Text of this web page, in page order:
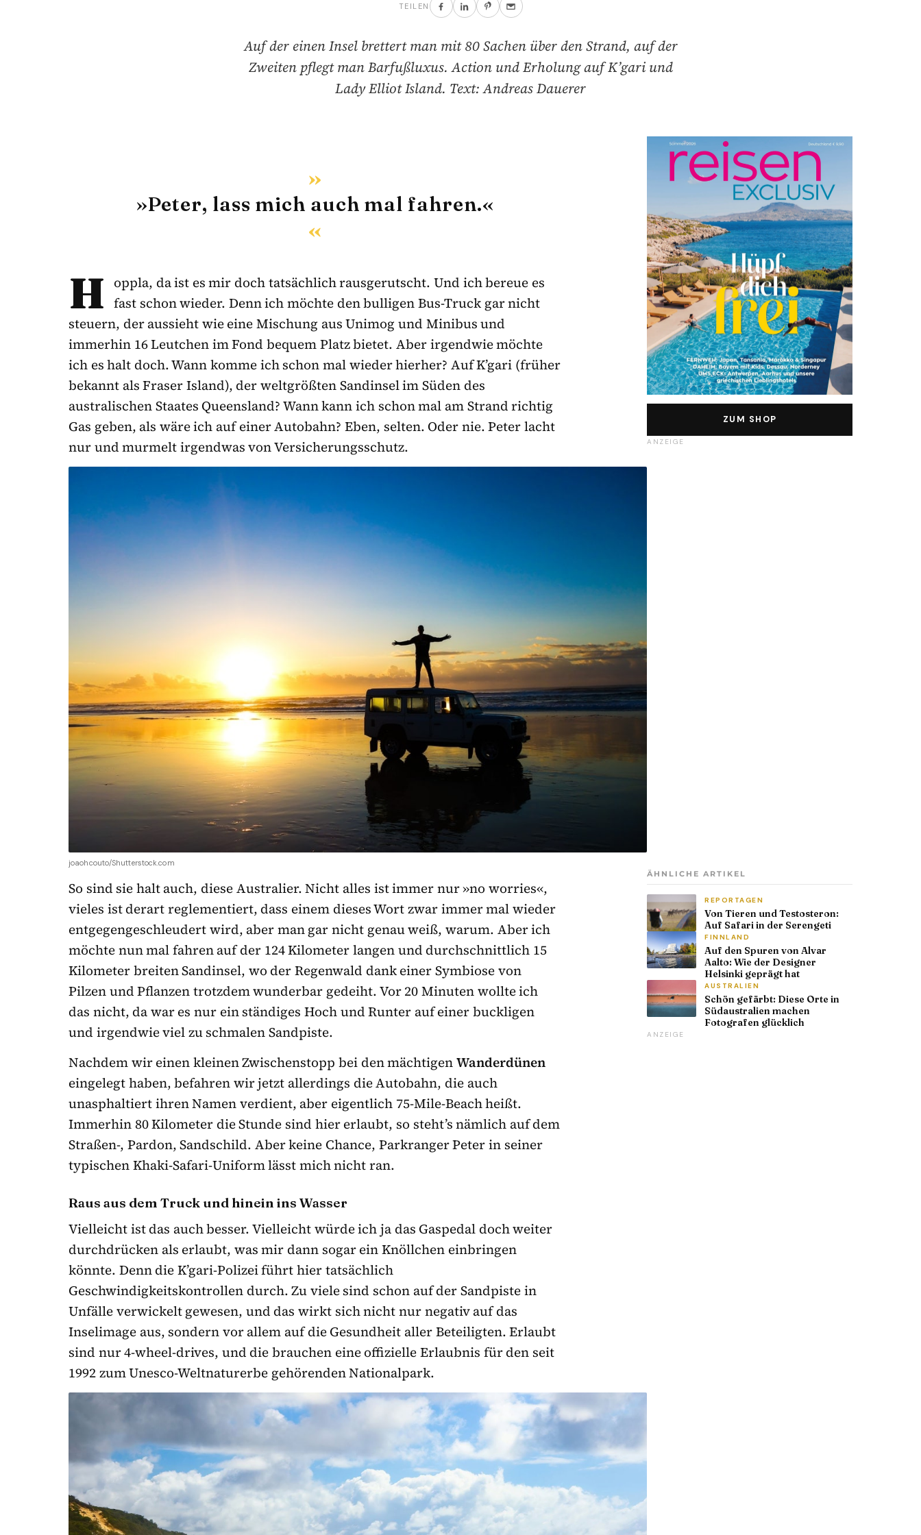
TEILEN
Auf der einen Insel brettert man mit 80 Sachen über den Strand, auf der
Zweiten pflegt man Barfußluxus. Action und Erholung auf K’gari und
Lady Elliot Island. Text: Andreas Dauerer
»Peter, lass mich auch mal fahren.«
H
oppla, da ist es mir doch tatsächlich rausgerutscht. Und ich bereue es
fast schon wieder. Denn ich möchte den bulligen Bus-Truck gar nicht
steuern, der aussieht wie eine Mischung aus Unimog und Minibus und
immerhin 16 Leutchen im Fond bequem Platz bietet. Aber irgendwie möchte
ich es halt doch. Wann komme ich schon mal wieder hierher? Auf K’gari (früher
bekannt als Fraser Island), der weltgrößten Sandinsel im Süden des
australischen Staates Queensland? Wann kann ich schon mal am Strand richtig
Gas geben, als wäre ich auf einer Autobahn? Eben, selten. Oder nie. Peter lacht
nur und murmelt irgendwas von Versicherungsschutz.
joaohcouto/Shutterstock.com
So sind sie halt auch, diese Australier. Nicht alles ist immer nur »no worries«,
vieles ist derart reglementiert, dass einem dieses Wort zwar immer mal wieder
entgegengeschleudert wird, aber man gar nicht genau weiß, warum. Aber ich
möchte nun mal fahren auf der 124 Kilometer langen und durchschnittlich 15
Kilometer breiten Sandinsel, wo der Regenwald dank einer Symbiose von
Pilzen und Pflanzen trotzdem wunderbar gedeiht. Vor 20 Minuten wollte ich
das nicht, da war es nur ein ständiges Hoch und Runter auf einer buckligen
und irgendwie viel zu schmalen Sandpiste.
Nachdem wir einen kleinen Zwischenstopp bei den mächtigenWanderdünen
eingelegt haben, befahren wir jetzt allerdings die Autobahn, die auch
unasphaltiert ihren Namen verdient, aber eigentlich 75-Mile-Beach heißt.
Immerhin 80 Kilometer die Stunde sind hier erlaubt, so steht’s nämlich auf dem
Straßen-, Pardon, Sandschild. Aber keine Chance, Parkranger Peter in seiner
typischen Khaki-Safari-Uniform lässt mich nicht ran.
Raus aus dem Truck und hinein ins Wasser
Vielleicht ist das auch besser. Vielleicht würde ich ja das Gaspedal doch weiter
durchdrücken als erlaubt, was mir dann sogar ein Knöllchen einbringen
könnte. Denn die K’gari-Polizei führt hier tatsächlich
Geschwindigkeitskontrollen durch. Zu viele sind schon auf der Sandpiste in
Unfälle verwickelt gewesen, und das wirkt sich nicht nur negativ auf das
Inselimage aus, sondern vor allem auf die Gesundheit aller Beteiligten. Erlaubt
sind nur 4-wheel-drives, und die brauchen eine offizielle Erlaubnis für den seit
1992 zum Unesco-Weltnaturerbe gehörenden Nationalpark.
ZUM SHOP
ANZEIGE
ÄHNLICHE ARTIKEL
REPORTAGEN
Von Tieren und Testosteron:
Auf Safari in der Serengeti
FINNLAND
Auf den Spuren von Alvar
Aalto: Wie der Designer
Helsinki geprägt hat
AUSTRALIEN
Schön gefärbt: Diese Orte in
Südaustralien machen
Fotografen glücklich
ANZEIGE